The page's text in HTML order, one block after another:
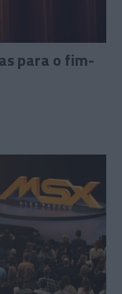
para o fim-